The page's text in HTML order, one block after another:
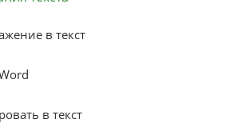
в текст
в текст